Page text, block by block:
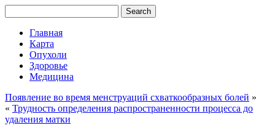
Главная
Карта
Опухоли
Здоровье
Медицина
Появление во время менструаций схваткообразных болей »
« Трудность определения распространенности процесса до
удаления матки